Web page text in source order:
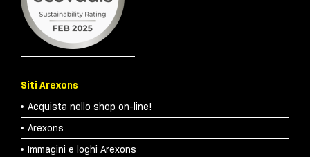
Siti Arexons
Acquista nello shop on-line!
Arexons
Immagini e loghi Arexons